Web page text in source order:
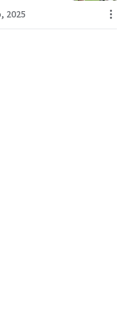
2025